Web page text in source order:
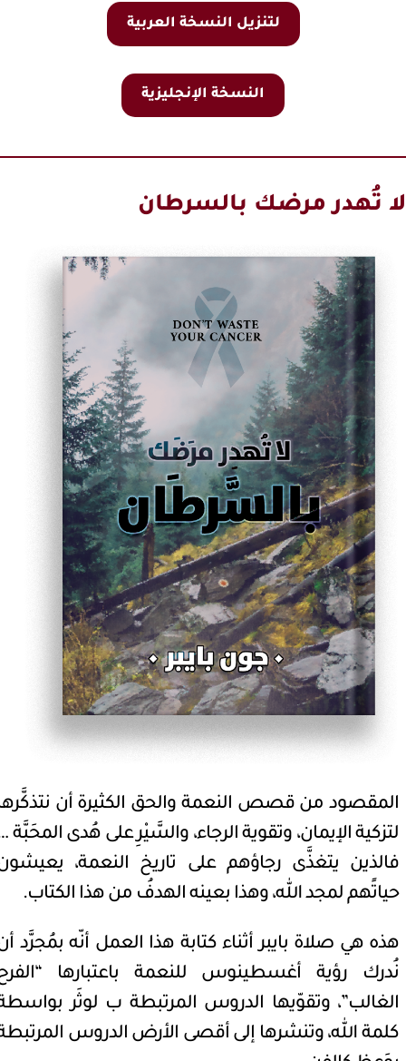
لتنزيل النسخة العربية
النسخة الإنجليزية
لا تُهدر مرضك بالسرطان
المقصود من قصص النعمة والحق الكثيرة أن
لتزكية الإيمان، وتقوية الرجاء، والسَّيْرِ على هُدى المحَبَّة
فالذين يتغذَّى رجاؤهم على تاريخ النعمة،
حياتًهم لمجد الله، وهذا بعينه الهدفُ من هذا الكتاب.
هذه هي صلاة بايبر أثناء كتابة هذا العمل أنّه بمُجرَّد
نُدرك رؤية أغسطينوس للنعمة باعتبارها
الغالب”، وتقوّيها الدروس المرتبطة ب لوثَر
كلمة الله، وتنشرها إلى أقصى الأرض الدروس